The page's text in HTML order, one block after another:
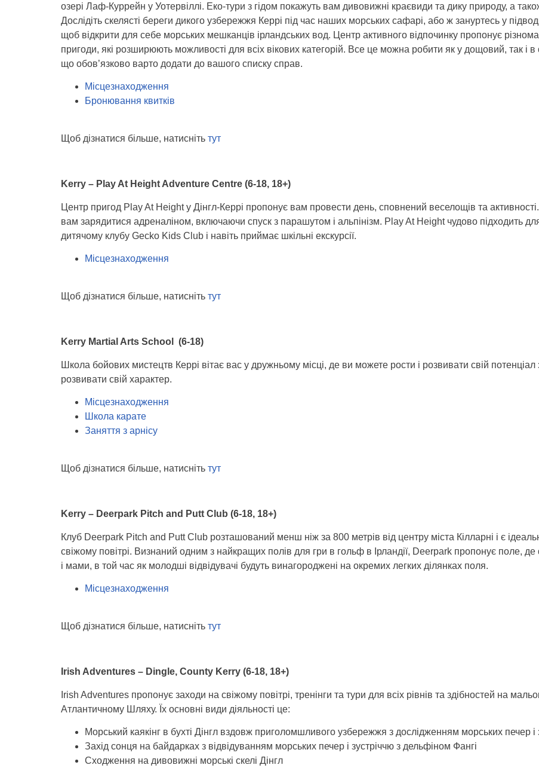
озері Лаф-Куррейн у Уотервіллі. Еко-тури з гідом покажуть вам дивовижні краєвиди та дику природу, а
Дослідіть скелясті береги дикого узбережжя Керрі під час наших морських сафарі, або ж зануртесь у
щоб відкрити для себе морських мешканців ірландських вод. Центр активного відпочинку пропонує
пригоди, які розширюють можливості для всіх вікових категорій. Все це можна робити як у дощовий, так
що обов’язково варто додати до вашого списку справ.
Місцезнаходження
Бронювання квитків
Щоб дізнатися більше, натисніть тут
Kerry – Play At Height Adventure Centre (6-18, 18+)
Центр пригод Play At Height у Дінгл-Керрі пропонує вам провести день, сповнений веселощів та активності.
вам зарядитися адреналіном, включаючи спуск з парашутом і альпінізм. Play At Height чудово підходить
дитячому клубу Gecko Kids Club і навіть приймає шкільні екскурсії.
Місцезнаходження
Щоб дізнатися більше, натисніть тут
Kerry Martial Arts School (6-18)
Школа бойових мистецтв Керрі вітає вас у дружньому місці, де ви можете рости і розвивати свій
розвивати свій характер.
Місцезнаходження
Школа карате
Заняття з арнісу
Щоб дізнатися більше, натисніть тут
Kerry – Deerpark Pitch and Putt Club (6-18, 18+)
Клуб Deerpark Pitch and Putt Club розташований менш ніж за 800 метрів від центру міста Кілларні і є
свіжому повітрі. Визнаний одним з найкращих полів для гри в гольф в Ірландії, Deerpark пропонує поле,
і мами, в той час як молодші відвідувачі будуть винагороджені на окремих легких ділянках поля.
Місцезнаходження
Щоб дізнатися більше, натисніть тут
Irish Adventures – Dingle, County Kerry (6-18, 18+)
Irish Adventures пропонує заходи на свіжому повітрі, тренінги та тури для всіх рівнів та здібностей на
Атлантичному Шляху. Їх основні види діяльності це:
Морський каякінг в бухті Дінгл вздовж приголомшливого узбережжя з дослідженням морських печер і
Захід сонця на байдарках з відвідуванням морських печер і зустріччю з дельфіном Фангі
Сходження на дивовижні морські скелі Дінгл